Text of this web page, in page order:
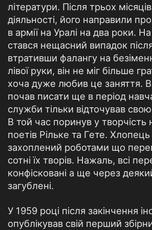
літератури. Після трьох
діяльності, його направили
в армії на Уралі на два роки.
стався нещасний випадок
втративши фалангу на
лівої руки, він не міг більше
хоча дуже любив це заняття.
почав писати ще в період
служби тільки відточував
В той час поринув у творчість
поетів Рільке та Гете. Хлопець
захоплений роботами що
сотні їх творів. Нажаль, всі
конфісковані а ще через
загублені.
У 1959 році після закінчення
опублікував свій перший